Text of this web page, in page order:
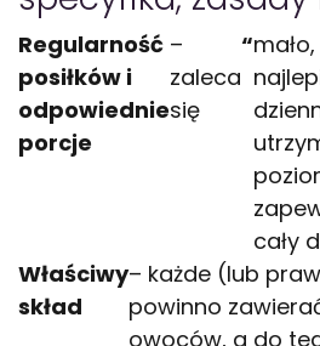
Regularność
posiłków i
odpowiednie
porcje
–
zaleca
się
“
cały
Właściwy
skład
– każde (lub
powinno
owoców, a do